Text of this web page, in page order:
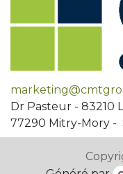
Dr Pasteur - 83210
77290 Mitry-Mory -